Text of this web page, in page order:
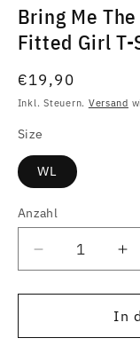
Bring Me
Fitted Girl T-
Normaler
Preis
€19,90
Inkl. Steuern. Versand
Size
WL
Anzahl
Anzahl
Verringere
die
Menge
Bring
für
In